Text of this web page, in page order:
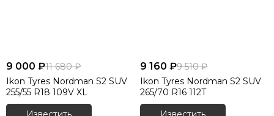
9 000 ₽11 680 ₽
Ikon Tyres Nordman S2 SUV
255/55 R18 109V XL
9 160 ₽9 510 ₽
Ikon Tyres Nordman S2 SUV
265/70 R16 112T